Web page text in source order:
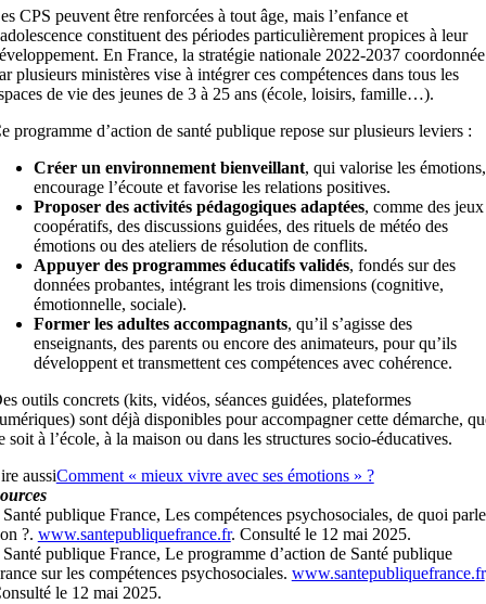
CPS peuvent être renforcées à tout âge, mais l’enfance et
constituent des périodes particulièrement propices à leur
En France, la stratégie nationale 2022-2037 coordonnée
plusieurs ministères vise à intégrer ces compétences dans tous les
de vie des jeunes de 3 à 25 ans (école, loisirs, famille…).
programme d’action de santé publique repose sur plusieurs leviers :
Créer un environnement bienveillant, qui valorise les émotions,
encourage l’écoute et favorise les relations positives.
Proposer des activités pédagogiques adaptées, comme des jeux
coopératifs, des discussions guidées, des rituels de météo des
émotions ou des ateliers de résolution de conflits.
Appuyer des programmes éducatifs validés, fondés sur des
données probantes, intégrant les trois dimensions (cognitive,
émotionnelle, sociale).
Former les adultes accompagnants, qu’il s’agisse des
enseignants, des parents ou encore des animateurs, pour qu’ils
développent et transmettent ces compétences avec cohérence.
outils concrets (kits, vidéos, séances guidées, plateformes
sont déjà disponibles pour accompagner cette démarche,
soit à l’école, à la maison ou dans les structures socio-éducatives.
aussiComment « mieux vivre avec ses émotions » ?
publique France, Les compétences psychosociales, de quoi
?. www.santepubliquefrance.fr. Consulté le 12 mai 2025.
publique France, Le programme d’action de Santé publique
sur les compétences psychosociales. www.santepubliquefrance.fr
le 12 mai 2025.